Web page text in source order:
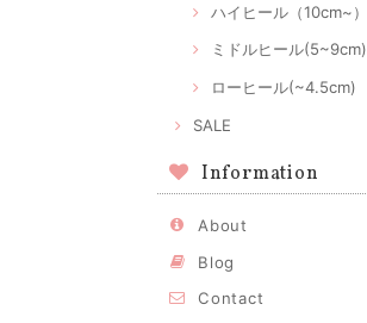
ハイヒール（10cm~）
ミドルヒール(5~9cm)
ローヒール(~4.5cm)
SALE
Information
About
Blog
Contact